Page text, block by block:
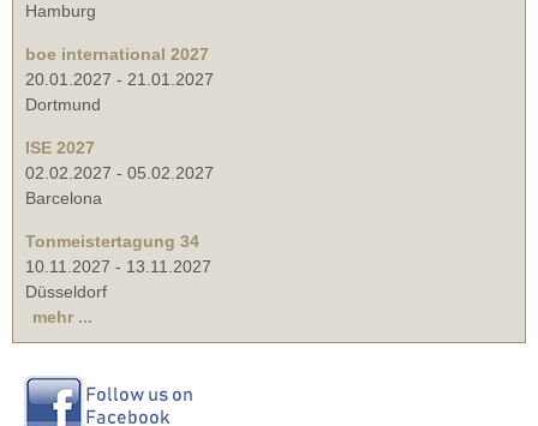
Hamburg
boe international 2027
20.01.2027 - 21.01.2027
Dortmund
ISE 2027
02.02.2027 - 05.02.2027
Barcelona
Tonmeistertagung 34
10.11.2027 - 13.11.2027
Düsseldorf
mehr ...